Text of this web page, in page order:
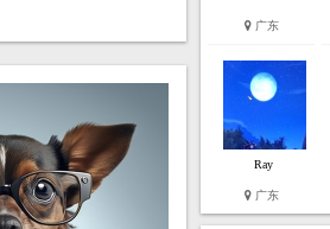
广东
Ray
广东